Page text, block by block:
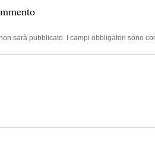
sarà pubblicato. I campi obbligatori sono